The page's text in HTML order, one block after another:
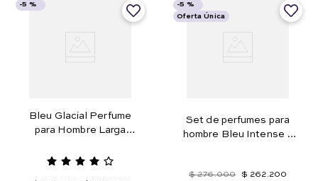
Bleu Glacial Perfume
para Hombre Larga
-5 %
Set de perfumes para
hombre Bleu Intense y
-5 %
Oferta Única
$ 276.000 $ 262.200